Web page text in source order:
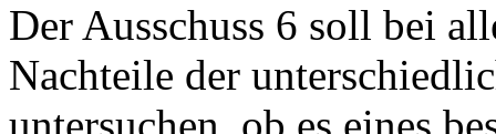
Der Ausschuss 6 soll bei
Nachteile der